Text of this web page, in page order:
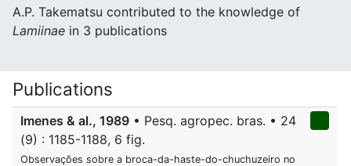
A.P. Takematsu contributed to the knowledge of
Lamiinae in 3 publications
Publications
Imenes & al., 1989 • Pesq. agropec. bras. • 24
(9) : 1185-1188, 6 fig.
Observações sobre a broca-da-haste-do-chuchuzeiro no